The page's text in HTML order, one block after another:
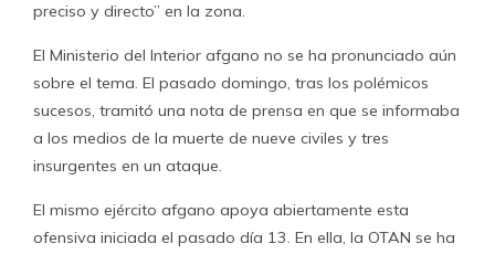
preciso y directo” en la zona.
El Ministerio del Interior afgano no se ha pronunciado aún
sobre el tema. El pasado domingo, tras los polémicos
sucesos, tramitó una nota de prensa en que se informaba
a los medios de la muerte de nueve civiles y tres
insurgentes en un ataque.
El mismo ejército afgano apoya abiertamente esta
ofensiva iniciada el pasado día 13. En ella, la OTAN se ha